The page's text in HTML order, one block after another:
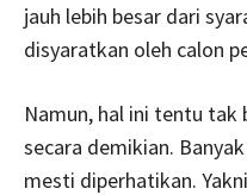
jauh lebih besar dari
disyaratkan oleh calon
Namun, hal ini tentu tak
secara demikian.
mesti diperhatikan.